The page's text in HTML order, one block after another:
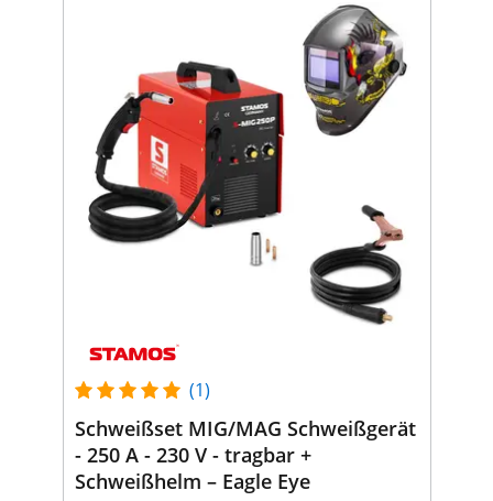
(1)
Schweißset MIG/MAG Schweißgerät
- 250 A - 230 V - tragbar +
Schweißhelm – Eagle Eye